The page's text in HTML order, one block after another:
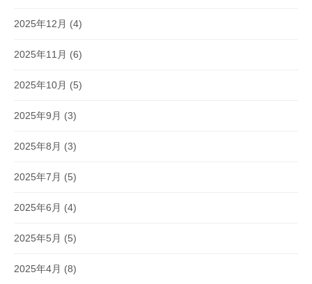
2025年12月 (4)
2025年11月 (6)
2025年10月 (5)
2025年9月 (3)
2025年8月 (3)
2025年7月 (5)
2025年6月 (4)
2025年5月 (5)
2025年4月 (8)